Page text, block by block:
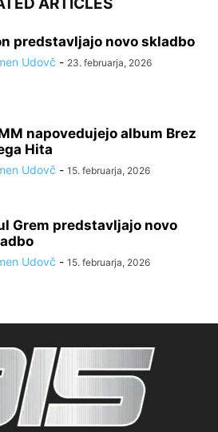
predstavljajo novo skladbo
Udovč - 23. februarja, 2026
napovedujejo album Brez
Hita
Udovč - 15. februarja, 2026
Grem predstavljajo novo
Udovč - 15. februarja, 2026